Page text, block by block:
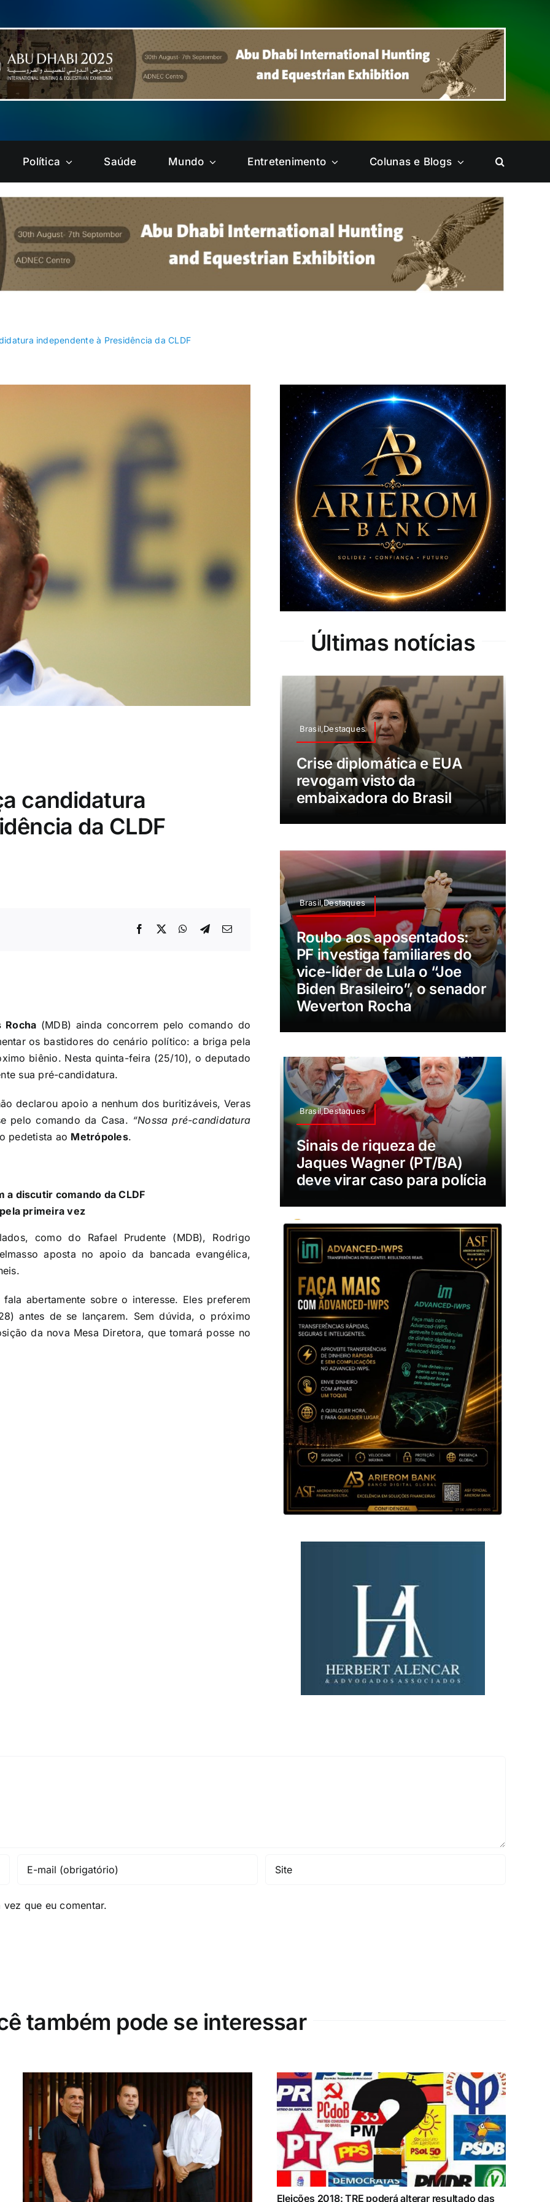
Brazlândia Candangolândia Ceilândia Cruzeiro
Gama Guará Itapoã Jardim Botânico
Núcleo
Bandeirante
Paranoá Park Way Pelas Cidades
SIA Sobradinho
Varjão
Política Saúde Mundo Entretenimento Colunas e Blogs
independente à Presidência da CLDF
candidatura
da CLDF
Rocha (MDB) ainda concorrem pelo comando do
os bastidores do cenário político: a briga pela
biênio. Nesta quinta-feira (25/10), o deputado
sua pré-candidatura.
declarou apoio a nenhum dos buritizáveis, Veras
pelo comando da Casa. “Nossa pré-candidatura
pedetista ao Metrópoles.
a discutir comando da CLDF
primeira vez
como do Rafael Prudente (MDB), Rodrigo
aposta no apoio da bancada evangélica,
abertamente sobre o interesse. Eles preferem
antes de se lançarem. Sem dúvida, o próximo
da nova Mesa Diretora, que tomará posse no
Últimas notícias
Brasil,Destaques
Crise diplomática e EUA
revogam visto da
embaixadora do Brasil
Brasil,Destaques
Roubo aos aposentados:
PF investiga familiares do
vice-líder de Lula o “Joe
Biden Brasileiro”, o senador
Weverton Rocha
Brasil,Destaques
Sinais de riqueza de
Jaques Wagner (PT/BA)
deve virar caso para polícia
que eu comentar.
também pode se interessar
Eleições 2018: TRE poderá alterar resultado das